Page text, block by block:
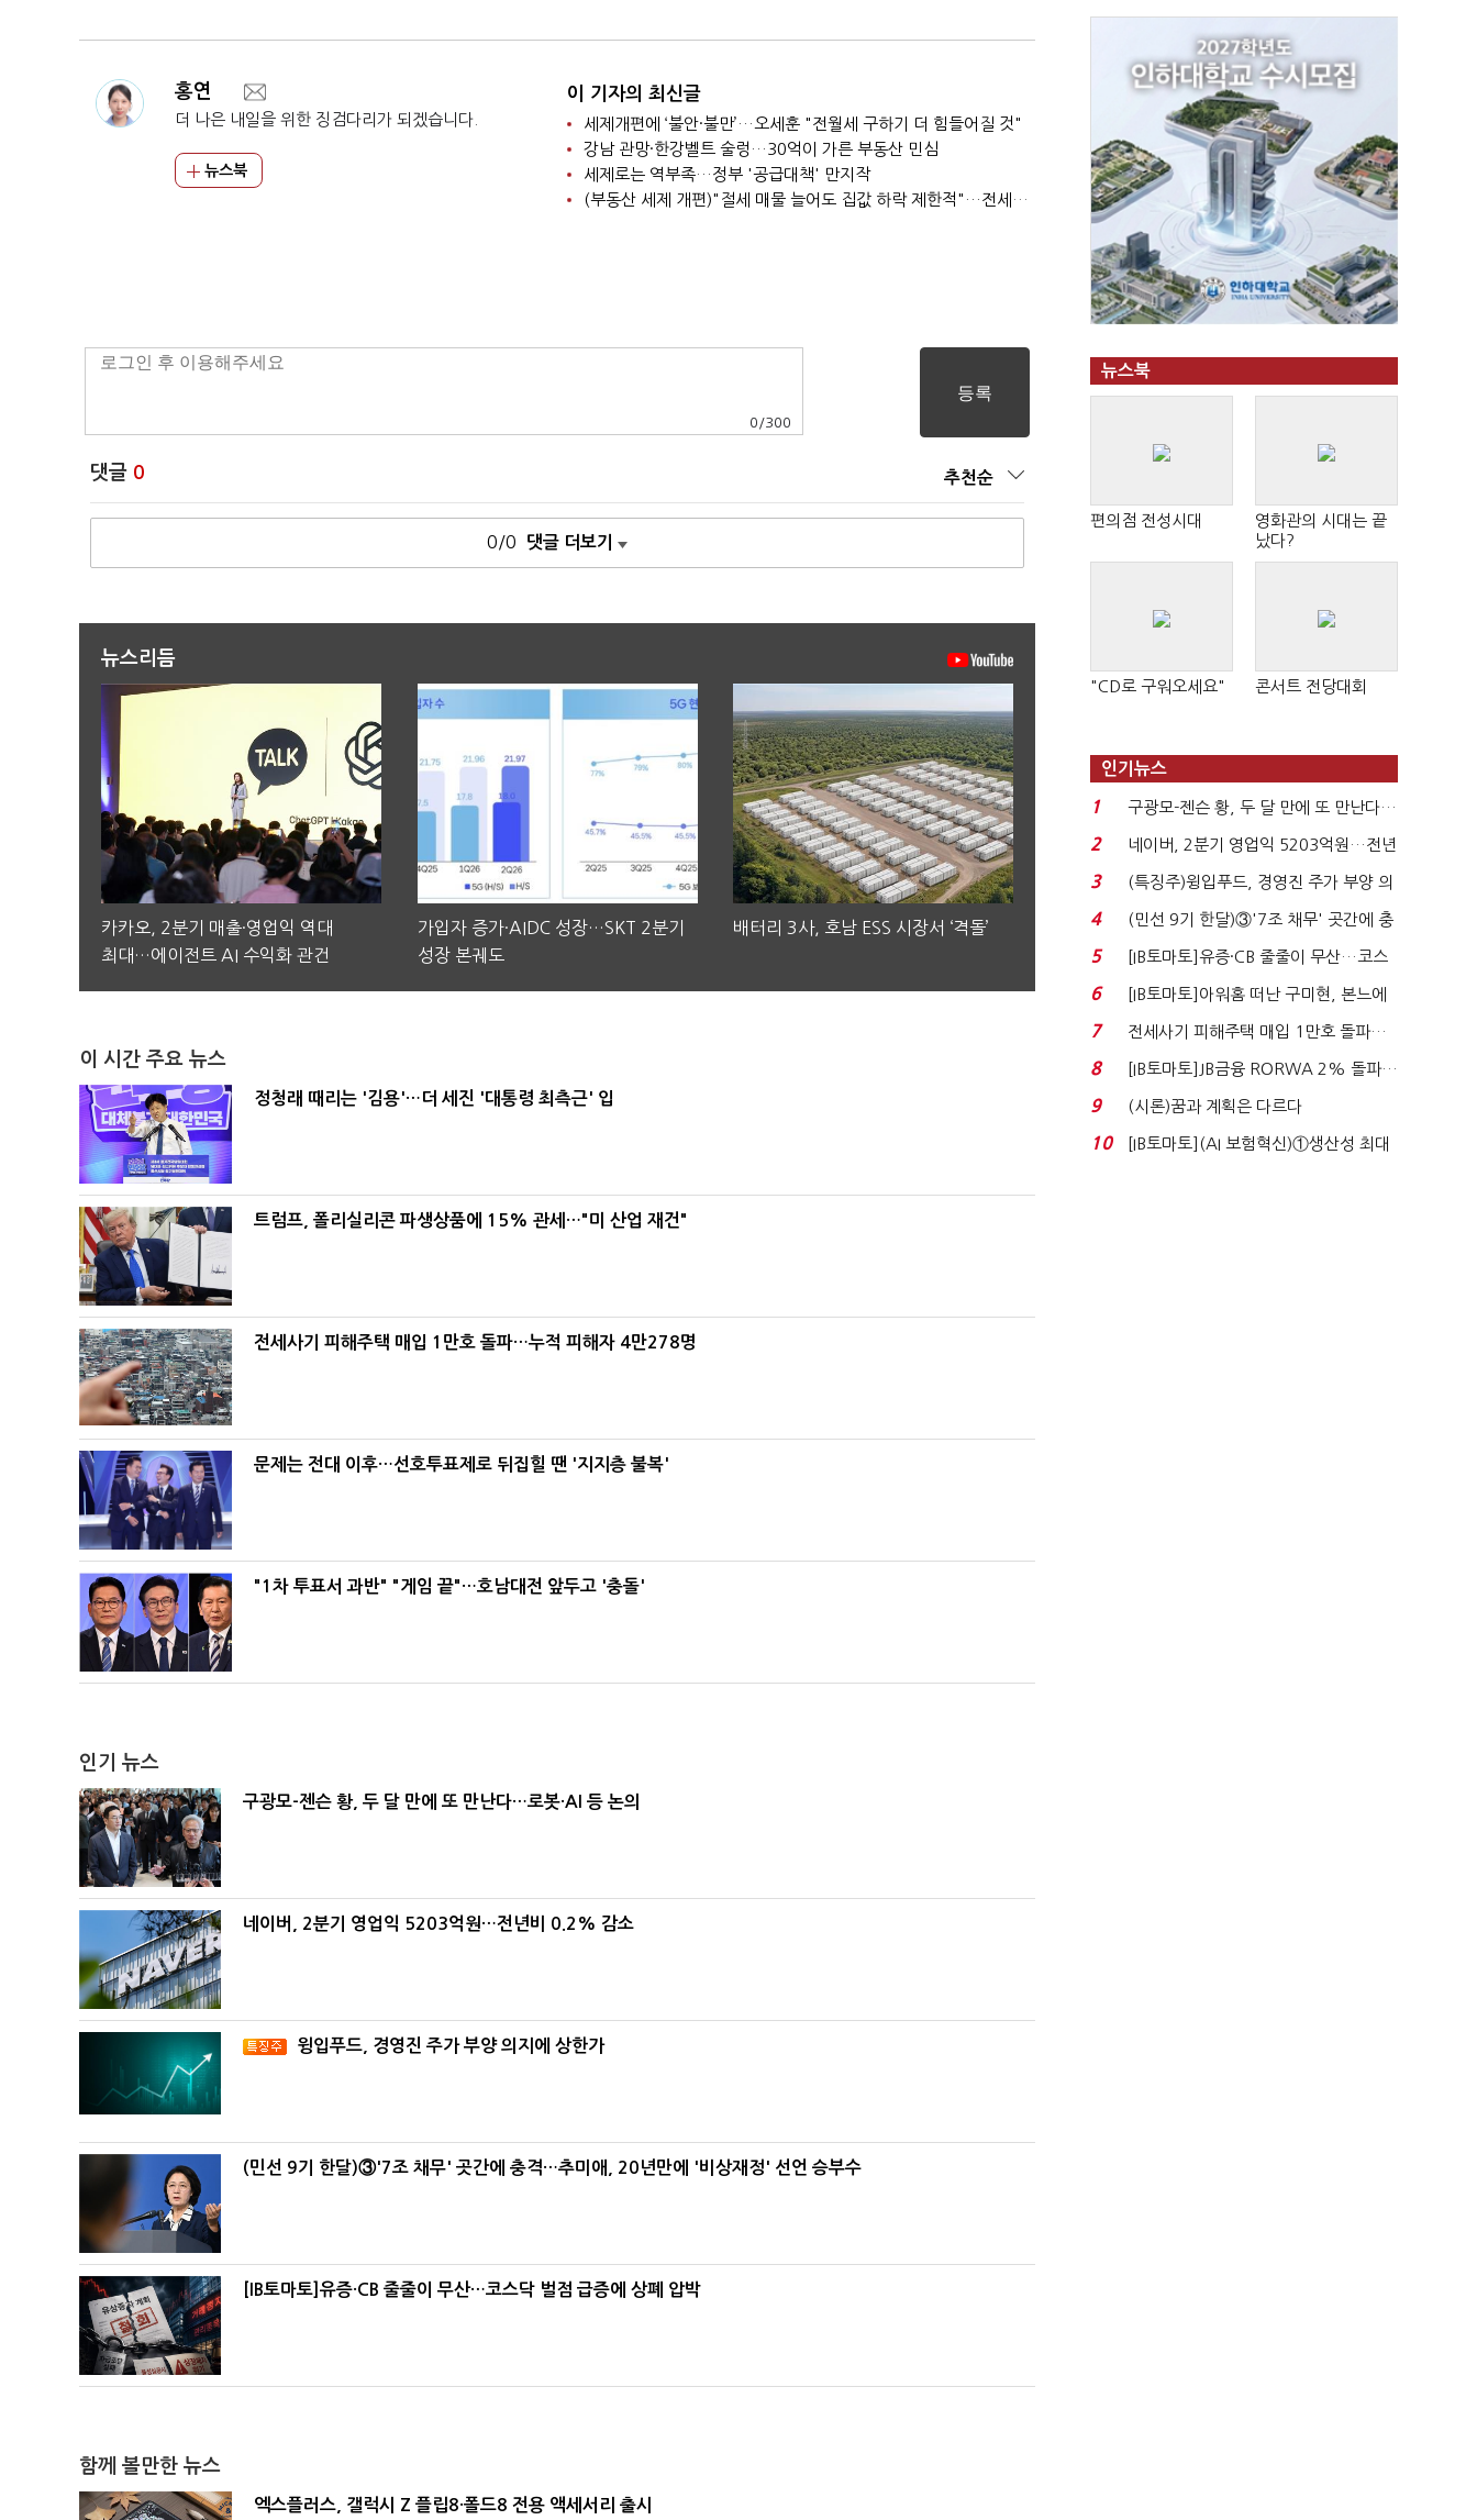
홍연
더 나은 내일을 위한 징검다리가 되겠습니다.
뉴스북
이 기자의 최신글
세제개편에 ‘불안·불만’…오세훈 "전월세 구하기 더 힘들어질 것"
강남 관망·한강벨트 술렁…30억이 가른 부동산 민심
세제로는 역부족…정부 '공급대책' 만지작
(부동산 세제 개편)"절세 매물 늘어도 집값 하락 제한적"…전세난·양극화 심화 우려
0 /300
댓글 0 추천순
0/0 댓글 더보기
뉴스리듬
카카오, 2분기 매출·영업익 역대
최대…에이전트 AI 수익화 관건
가입자 증가·AIDC 성장…SKT 2분기
성장 본궤도
배터리 3사, 호남 ESS 시장서 ‘격돌’
이 시간 주요 뉴스
정청래 때리는 '김용'…더 세진 '대통령 최측근' 입
트럼프, 폴리실리콘 파생상품에 15% 관세…"미 산업 재건"
전세사기 피해주택 매입 1만호 돌파…누적 피해자 4만278명
문제는 전대 이후…선호투표제로 뒤집힐 땐 '지지층 불복'
"1차 투표서 과반" "게임 끝"…호남대전 앞두고 '충돌'
인기 뉴스
구광모-젠슨 황, 두 달 만에 또 만난다…로봇·AI 등 논의
네이버, 2분기 영업익 5203억원…전년비 0.2% 감소
윙입푸드, 경영진 주가 부양 의지에 상한가
(민선 9기 한달)③'7조 채무' 곳간에 충격…추미애, 20년만에 '비상재정' 선언 승부수
[IB토마토]유증·CB 줄줄이 무산…코스닥 벌점 급증에 상폐 압박
함께 볼만한 뉴스
엑스플러스, 갤럭시 Z 플립8·폴드8 전용 액세서리 출시
뉴스북
편의점 전성시대
영화관의 시대는 끝
났다?
"CD로 구워오세요" 콘서트 전당대회
인기뉴스
1
구광모-젠슨 황, 두 달 만에 또 만난다…
로봇·AI 등 논...
2
네이버, 2분기 영업익 5203억원…전년
비 0.2% 감소...
3
(특징주)윙입푸드, 경영진 주가 부양 의
지에 상한가...
4
(민선 9기 한달)③'7조 채무' 곳간에 충
격…추미애, 20년...
5
[IB토마토]유증·CB 줄줄이 무산…코스
닥 벌점 급증에 ...
6
[IB토마토]아워홈 떠난 구미현, 본느에
340억 베팅…가...
7
전세사기 피해주택 매입 1만호 돌파…
누적 피해자 4만2...
8
[IB토마토]JB금융 RORWA 2% 돌파…
실적 견인은 은행 ...
9 (시론)꿈과 계획은 다르다
10
[IB토마토](AI 보험혁신)①생산성 최대